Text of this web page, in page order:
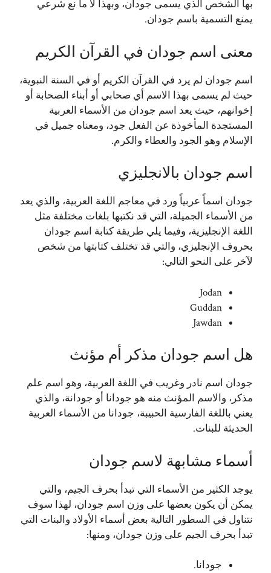
بها الشخص الذي يسمى جودان، وبهذا لا ما نع شرعي
يمنع التسمية باسم جودان.
معنى اسم جودان في القرآن الكريم
اسم جودان لم يرد في القرآن الكريم أو في السنة النبوية،
حيث لم يسمى بهذا الاسم أي صحابي أو أبناء الصحابة أو
إخوانهم، حيث يعد اسم جودان من الأسماء العربية
المستجدة المأخوذة عن الفعل جود، ومعناه جميل في
الإسلام وهو الجود والعطاء والكرم.
اسم جودان بالانجليزي
جودان اسماً عربياً ورد في معاجم اللغة العربية، والذي يعد
من الأسماء الجميلة، التي قد نكتبها بلغات مختلفة مثل
اللغة الإنجليزية، وفيما يلي طريقة كتابة اسم جودان
بحروف الإنجليزي، والتي قد تختلف كتابتها من شخص
لآخر على النحو التالي:
Jodan
Guddan
Jawdan
هل اسم جودان مذكر أم مؤنث
جودان اسم نادر وغريب في اللغة العربية، وهو اسم علم
مذكر، والاسم المؤنث منه هو جودانا أو جودانة، والذي
يعني باللغة الفارسية الحبيبة، جودانا من الأسماء العربية
الحديثة للبنات.
أسماء مشابهة لاسم جودان
يوجد الكثير من الأسماء التي تبدأ بحرف الجيم، والتي
يمكن أن يكون بعضها على وزن اسم جودان، لهذا سوف
نتناول في السطور التالية بعض أسماء الأولاد والبنات التي
تبدأ بحرف الجيم على وزن جودان، ومنها:
جودانا.